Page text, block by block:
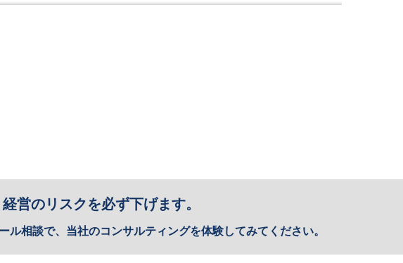
営のリスクを必ず下げます。
相談で、当社のコンサルティングを体験してみてください。